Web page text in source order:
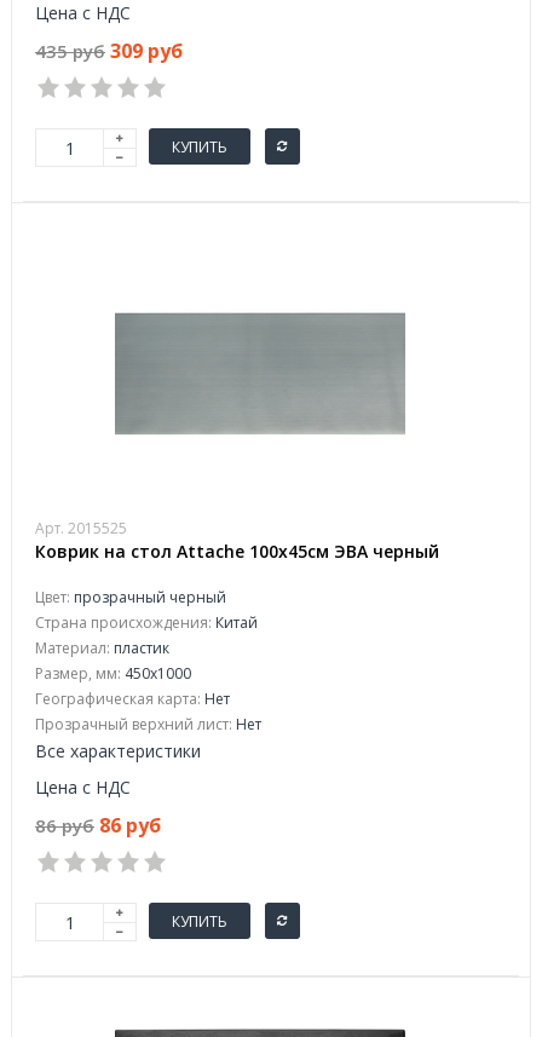
Цена с НДС
435 руб 309 руб
КУПИТЬ
Арт. 2015525
Коврик на стол Attache 100x45см ЭВА черный
Цвет: прозрачный черный
Страна происхождения: Китай
Материал: пластик
Размер, мм: 450x1000
Географическая карта: Нет
Прозрачный верхний лист: Нет
Все характеристики
Цена с НДС
86 руб 86 руб
КУПИТЬ